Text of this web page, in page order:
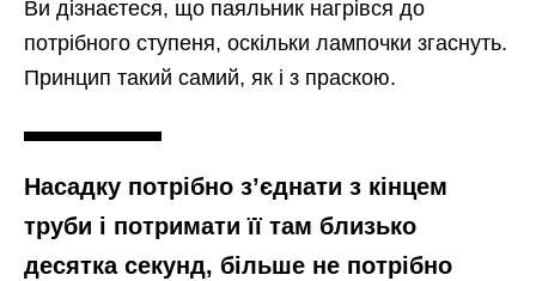
Ви дізнаєтеся, що паяльник нагрівся до
потрібного ступеня, оскільки лампочки згаснуть.
Принцип такий самий, як і з праскою.
Насадку потрібно з’єднати з кінцем
труби і потримати її там близько
десятка секунд, більше не потрібно